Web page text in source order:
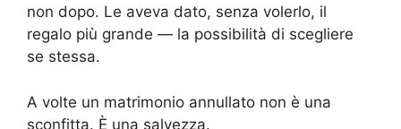
non dopo. Le aveva dato, senza volerlo, il
regalo più grande — la possibilità di scegliere
se stessa.
A volte un matrimonio annullato non è una
sconfitta. È una salvezza.